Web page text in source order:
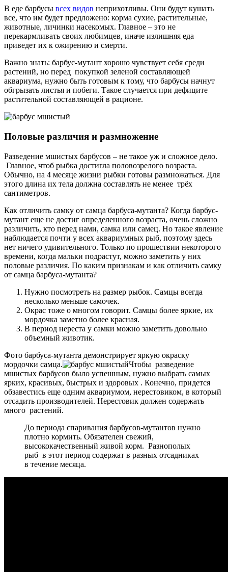
В еде барбусы всех видов неприхотливы. Они будут кушать
все, что им будет предложено: корма сухие, растительные,
животные, личинки насекомых. Главное – это не
перекармливать своих любимцев, иначе излишняя еда
приведет их к ожирению и смерти.
Важно знать: барбус-мутант хорошо чувствует себя среди
растений, но перед покупкой зеленой составляющей
аквариума, нужно быть готовым к тому, что барбусы начнут
обгрызать листья и побеги. Такое случается при дефиците
растительной составляющей в рационе.
Половые различия и размножение
Разведение мшистых барбусов – не такое уж и сложное дело.
Главное, чтоб рыбка достигла половозрелого возраста.
Обычно, на 4 месяце жизни рыбки готовы размножаться. Для
этого длина их тела должна составлять не менее трёх
сантиметров.
Как отличить самку от самца барбуса-мутанта? Когда барбус-
мутант еще не достиг определенного возраста, очень сложно
различить, кто перед нами, самка или самец. Но такое явление
наблюдается почти у всех аквариумных рыб, поэтому здесь
нет ничего удивительного. Только по прошествии некоторого
времени, когда мальки подрастут, можно заметить у них
половые различия. По каким признакам и как отличить самку
от самца барбуса-мутанта?
Нужно посмотреть на размер рыбок. Самцы всегда
несколько меньше самочек.
Окрас тоже о многом говорит. Самцы более яркие, их
мордочка заметно более красная.
В период нереста у самки можно заметить довольно
объемный животик.
Фото барбуса-мутанта демонстрирует яркую окраску
мордочки самца.
Чтобы разведение
мшистых барбусов было успешным, нужно выбрать самых
ярких, красивых, быстрых и здоровых . Конечно, придется
обзавестись еще одним аквариумом, нерестовиком, в который
отсадить производителей. Нерестовик должен содержать
много растений.
До периода спаривания барбусов-мутантов нужно
плотно кормить. Обязателен свежий,
высококачественный живой корм. Разнополых
рыб в этот период содержат в разных отсадниках
в течение месяца.